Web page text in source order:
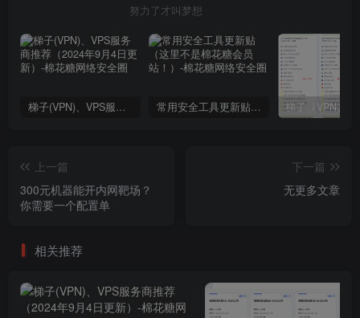
努力了才叫梦想
梯子(VPN)、VPS服务商推荐（2024年9月4日更新） 常用安全工具更新贴（这里不是棉花糖会员站！）
上一篇
300元机器能开内网靶场？
你需要一个配置单
下一篇
无更多文章
相关推荐